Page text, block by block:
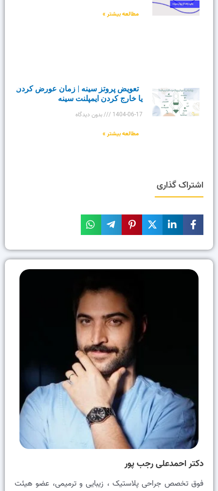
مطالعه بیشتر »
تعویض پروتز سینه | زمان عورض کردن
یا خارج کردن ایمپلنت سینه
1404-06-17
بدون دیدگاه
مطالعه بیشتر »
اشتراک گذاری
دکتر احمدعلی رجب پور
فوق تخصص جراحی پلاستیک ، زیبایی و ترمیمی، عضو هيئت